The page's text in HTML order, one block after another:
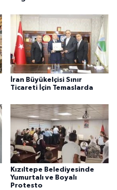
İran Büyükelçisi Sınır
Ticareti İçin Temaslarda
Kızıltepe Belediyesinde
Yumurtalı ve Boyalı
Protesto